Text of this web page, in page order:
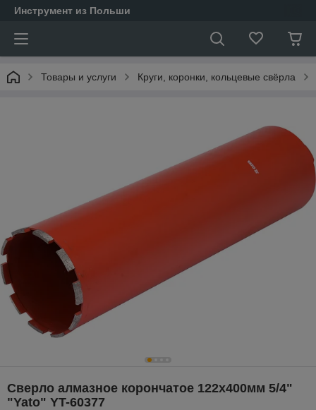
Инструмент из Польши
Товары и услуги Круги, коронки, кольцевые свёрла
Cверло алмазное корончатое 122x400мм 5/4"
"Yato" YT-60377